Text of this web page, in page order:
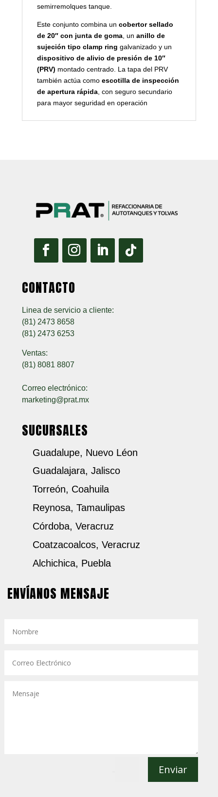
semirremolques tanque.
Este conjunto combina un cobertor sellado
de 20″ con junta de goma, un anillo de
sujeción tipo clamp ring galvanizado y un
dispositivo de alivio de presión de 10″
(PRV) montado centrado. La tapa del PRV
también actúa como escotilla de inspección
de apertura rápida, con seguro secundario
para mayor seguridad en operación
CONTACTO
Linea de servicio a cliente:
(81) 2473 8658
(81) 2473 6253
Ventas:
(81) 8081 8807
Correo electrónico:
marketing@prat.mx
SUCURSALES
Guadalupe, Nuevo Léon
Guadalajara, Jalisco
Torreón, Coahuila
Reynosa, Tamaulipas
Córdoba, Veracruz
Coatzacoalcos, Veracruz
Alchichica, Puebla
ENVÍANOS MENSAJE
Enviar